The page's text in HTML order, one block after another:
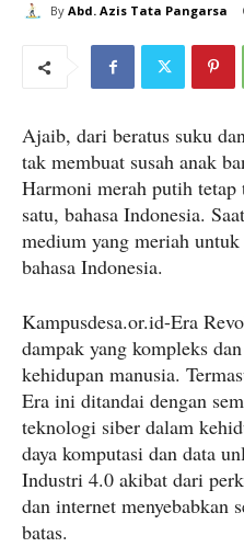
By Abd. Azis Tata Pangarsa
Ajaib, dari beratus suku
tak membuat susah anak
Harmoni merah putih tetap
satu, bahasa Indonesia.
medium yang meriah
bahasa Indonesia.
Kampusdesa.or.id-Era
dampak yang kompleks
kehidupan manusia.
Era ini ditandai dengan
teknologi siber dalam
daya komputasi dan data
Industri 4.0 akibat dari
dan internet menyebabkan
batas.